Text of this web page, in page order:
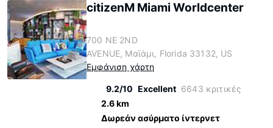
citizenM Miami Worldcenter
700 NE 2ND
AVENUE, Μαϊάμι, Florida 33132, US
Εμφάνιση χάρτη
9.2/10 Excellent 6643 κριτικές
2.6 km
Δωρεάν ασύρματο ίντερνετ